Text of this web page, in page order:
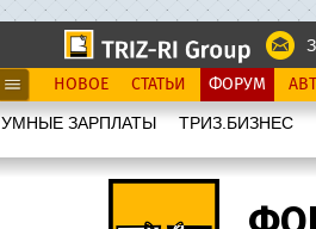
НОВОЕ СТАТЬИ ФОРУМ
УМНЫЕ ЗАРПЛАТЫ ТРИЗ.БИЗНЕС